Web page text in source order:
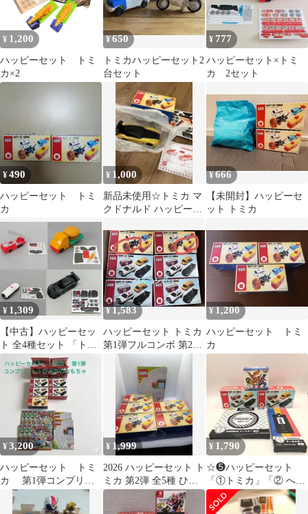
¥ 1,200
ハッピーセット トミ
カ×2
¥650
トミカハッピーセット2
台セット
¥ 777
ハッピーセット×トミ
カ 2セット
¥490
ハッピーセット トミ
カ
¥ 1,000
新品未使用☆トミカ マ
クドナルド ハッピーセ
シークレット
¥666
【未開封】ハッピーセ
ット トミカ
¥ 1,309
【中古】ハッピーセッ
ト 全4種セット 「トミ
カ 第1弾」 ハッピーセ
ット
¥1,583
ハッピーセット トミカ
第1弾フルコンボ 第2弾
¥1,200
ハッピーセット トミ
カ
¥3,200
ハッピーセット トミ
カ 第1弾コンプリー
ト➕ひみつのおもちゃ
¥ 1,999
2026 ハッピーセット ト
ミカ 第2弾 全5種 ひみ
つ付 未使用
¥ 1,790
☆❺ハッピーセット
「①トミカ」「② へん
しん！マクドナルドロ
ボ」③トミカくじ景品